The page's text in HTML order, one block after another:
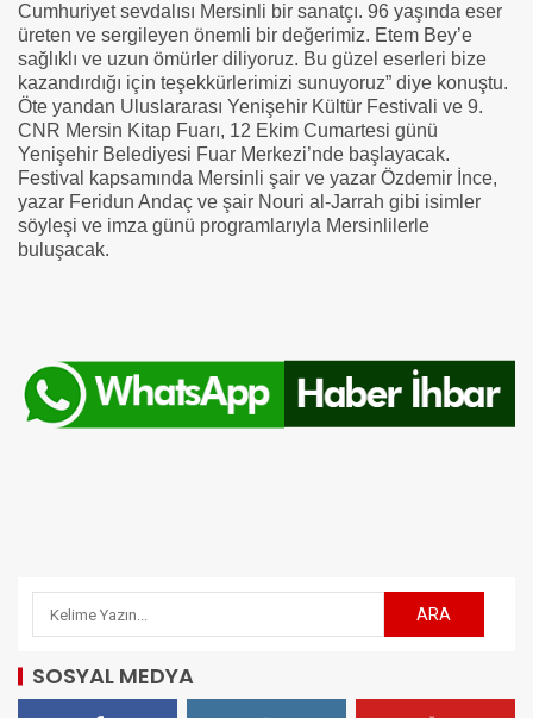
Cumhuriyet sevdalısı Mersinli bir sanatçı. 96 yaşında eser
üreten ve sergileyen önemli bir değerimiz. Etem Bey’e
sağlıklı ve uzun ömürler diliyoruz. Bu güzel eserleri bize
kazandırdığı için teşekkürlerimizi sunuyoruz” diye konuştu.
Öte yandan Uluslararası Yenişehir Kültür Festivali ve 9.
CNR Mersin Kitap Fuarı, 12 Ekim Cumartesi günü
Yenişehir Belediyesi Fuar Merkezi’nde başlayacak.
Festival kapsamında Mersinli şair ve yazar Özdemir İnce,
yazar Feridun Andaç ve şair Nouri al-Jarrah gibi isimler
söyleşi ve imza günü programlarıyla Mersinlilerle
buluşacak.
SOSYAL MEDYA